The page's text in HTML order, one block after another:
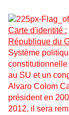
Carte d'identité :
République du
Système
au SU et un
Alvaro Colom
président en
2012, il sera